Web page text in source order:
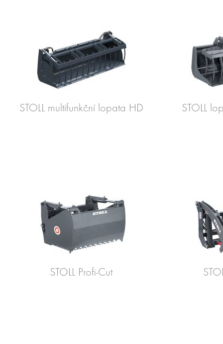
STOLL multifunkční lopata HD STOLL
STOLL Profi-Cut